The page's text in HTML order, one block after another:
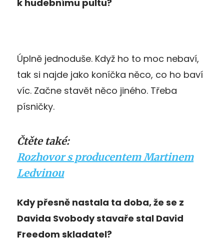
k hudebnímu pultu?
Úplně jednoduše. Když ho to moc nebaví,
tak si najde jako koníčka něco, co ho baví
víc. Začne stavět něco jiného. Třeba
písničky.
Čtěte také:
Rozhovor s producentem Martinem
Ledvinou
Kdy přesně nastala ta doba, že se z
Davida Svobody stavaře stal David
Freedom skladatel?